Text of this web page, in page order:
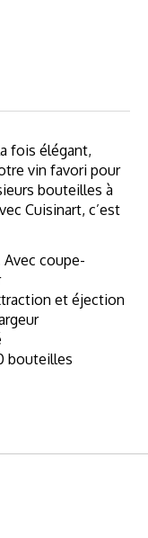
fois élégant,
vin favori pour
bouteilles à
Cuisinart, c’est
coupe-
et éjection
bouteilles